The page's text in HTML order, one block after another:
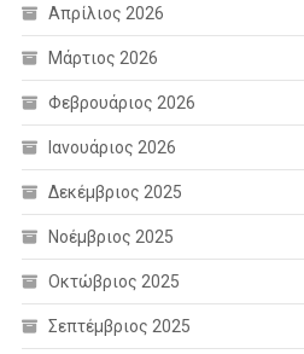
Απρίλιος 2026
Μάρτιος 2026
Φεβρουάριος 2026
Ιανουάριος 2026
Δεκέμβριος 2025
Νοέμβριος 2025
Οκτώβριος 2025
Σεπτέμβριος 2025